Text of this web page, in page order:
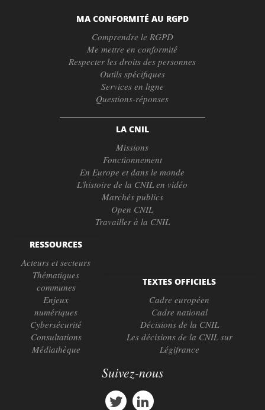
MA CONFORMITÉ AU RGPD
Comprendre le RGPD
Me mettre en conformité
Respecter les droits des personnes
Outils spécifiques
Services en ligne
Questions-réponses
LA CNIL
Missions
Fonctionnement
En Europe et dans le monde
L'histoire de la CNIL en vidéo
Marchés publics
Open CNIL
Travailler à la CNIL
RESSOURCES
Acteurs et secteurs
Thématiques
communes
Enjeux
numériques
Cybersécurité
Consultations
Médiathèque
TEXTES OFFICIELS
Cadre européen
Cadre national
Décisions de la CNIL
Les décisions de la CNIL sur
Légifrance
Suivez-nous